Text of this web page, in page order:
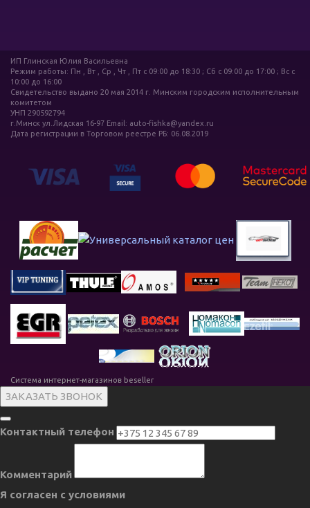
ИП Глинская Юлия Васильевна
Режим работы: Пн , Вт , Ср , Чт , Пт c 09:00 до 18:30 ; Сб c 09:00 до 17:00 ; Вс c
10:00 до 16:00
Свидетельство выдано 20 мая 2014 г. Минским городским исполнительным
комитетом
УНП 290592794
г.Минск ул.Лидская 16-97 Email: auto-fishka@yandex.ru
Дата регистрации в Торговом реестре РБ: 06.08.2019
Система интернет-магазинов beseller
ЗАКАЗАТЬ ЗВОНОК
Контактный телефон
Комментарий
Я согласен с условиями